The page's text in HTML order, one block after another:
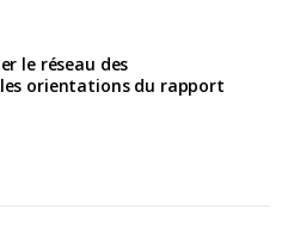
le réseau des
orientations du rapport